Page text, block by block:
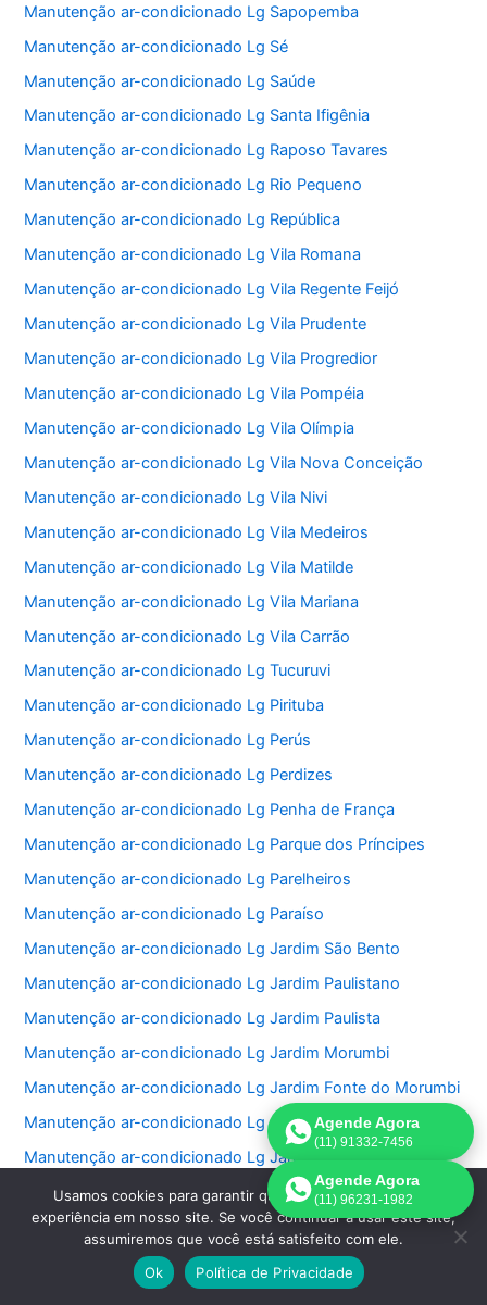
Manutenção ar-condicionado Lg Sapopemba
Manutenção ar-condicionado Lg Sé
Manutenção ar-condicionado Lg Saúde
Manutenção ar-condicionado Lg Santa Ifigênia
Manutenção ar-condicionado Lg Raposo Tavares
Manutenção ar-condicionado Lg Rio Pequeno
Manutenção ar-condicionado Lg República
Manutenção ar-condicionado Lg Vila Romana
Manutenção ar-condicionado Lg Vila Regente Feijó
Manutenção ar-condicionado Lg Vila Prudente
Manutenção ar-condicionado Lg Vila Progredior
Manutenção ar-condicionado Lg Vila Pompéia
Manutenção ar-condicionado Lg Vila Olímpia
Manutenção ar-condicionado Lg Vila Nova Conceição
Manutenção ar-condicionado Lg Vila Nivi
Manutenção ar-condicionado Lg Vila Medeiros
Manutenção ar-condicionado Lg Vila Matilde
Manutenção ar-condicionado Lg Vila Mariana
Manutenção ar-condicionado Lg Vila Carrão
Manutenção ar-condicionado Lg Tucuruvi
Manutenção ar-condicionado Lg Pirituba
Manutenção ar-condicionado Lg Perús
Manutenção ar-condicionado Lg Perdizes
Manutenção ar-condicionado Lg Penha de França
Manutenção ar-condicionado Lg Parque dos Príncipes
Manutenção ar-condicionado Lg Parelheiros
Manutenção ar-condicionado Lg Paraíso
Manutenção ar-condicionado Lg Jardim São Bento
Manutenção ar-condicionado Lg Jardim Paulistano
Manutenção ar-condicionado Lg Jardim Paulista
Manutenção ar-condicionado Lg Jardim Morumbi
Manutenção ar-condicionado Lg Jardim Fonte do Morumbi
Manutenção ar-condicionado Lg Jardim Europa
Manutenção ar-condicionado Lg Jardim das Perdizes
Manutenção ar-condicionado Lg Jardim das Acacias
Manutenção ar-condicionado Lg Jardim da Saúde
Manutenção ar-condicionado Lg Jardim Bonfiglioli
Agende Agora
(11) 91332-7456
Agende Agora
(11) 96231-1982
Usamos cookies para garantir que oferecemos a melhor
experiência em nosso site. Se você continuar a usar este site,
assumiremos que você está satisfeito com ele.
Ok
Política de Privacidade